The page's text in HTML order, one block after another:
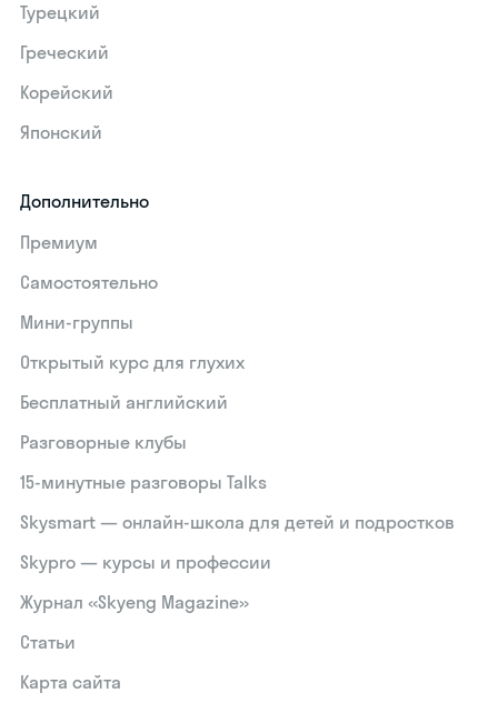
Турецкий
Греческий
Корейский
Японский
Дополнительно
Премиум
Самостоятельно
Мини-группы
Открытый курс для глухих
Бесплатный английский
Разговорные клубы
15‑минутные разговоры Talks
Skysmart — онлайн-школа для детей и подростков
Skypro — курсы и профессии
Журнал «Skyeng Magazine»
Статьи
Карта сайта